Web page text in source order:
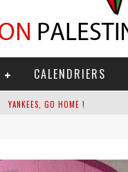
CALENDRIERS
YANKEES, GO HOME !
LA RÉVOLUTION OU RIEN